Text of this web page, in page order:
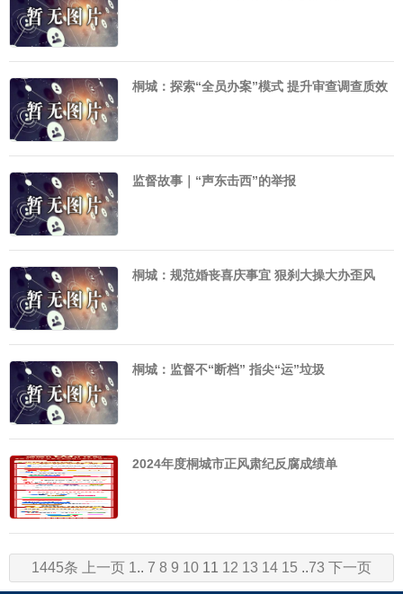
桐城：探索“全员办案”模式 提升审查调查质效
监督故事｜“声东击西”的举报
桐城：规范婚丧喜庆事宜 狠刹大操大办歪风
桐城：监督不“断档” 指尖“运”垃圾
2024年度桐城市正风肃纪反腐成绩单
1445条 上一页 1.. 7 8 9 10 11 12 13 14 15 ..73 下一页